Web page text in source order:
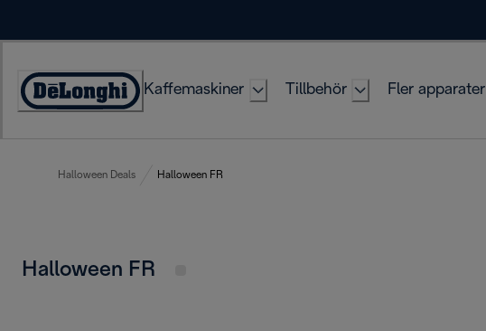
Accessibility
Kaffemaskiner Tillbehör Fler apparater
Halloween Deals Halloween FR
Halloween FR